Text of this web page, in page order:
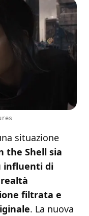
situazione
the Shell sia
influenti di
filtrata e
. La nuova